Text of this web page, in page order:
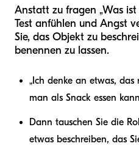
Anstatt zu fragen „Was ist
Test anfühlen und Angst
Sie, das Objekt zu
benennen zu lassen.
„Ich denke an etwas,
man als Snack essen
Dann tauschen Sie die
etwas beschreiben, das